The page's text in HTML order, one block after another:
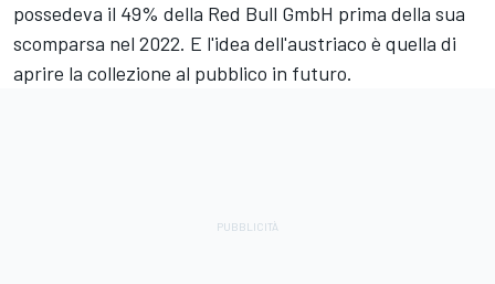
possedeva il 49% della Red Bull GmbH prima della sua
scomparsa nel 2022. E l'idea dell'austriaco è quella di
aprire la collezione al pubblico in futuro.